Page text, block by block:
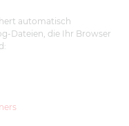
automatisch
Dateien, die Ihr Browser